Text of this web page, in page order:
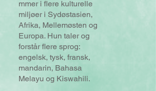
mmer i flere kulturelle
miljøer i Sydøstasien,
Afrika, Mellemøsten og
Europa. Hun taler og
forstår flere sprog:
engelsk, tysk, fransk,
mandarin, Bahasa
Melayu og Kiswahili.